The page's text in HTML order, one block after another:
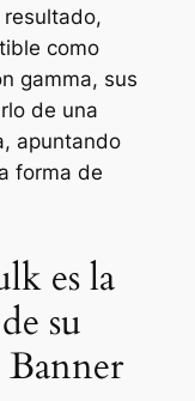
resultado,
como
gamma, sus
de una
apuntando
forma de
es la
su